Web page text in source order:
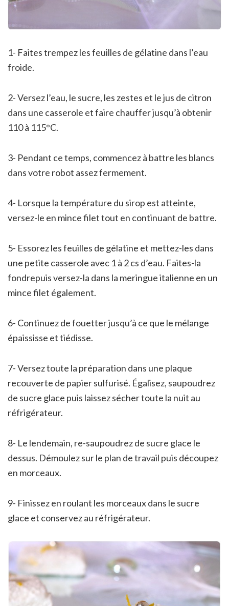
1- Faites trempez les feuilles de gélatine dans l’eau
froide.
2- Versez l’eau, le sucre, les zestes et le jus de citron
dans une casserole et faire chauffer jusqu’à obtenir
110 à 115°C.
3- Pendant ce temps, commencez à battre les blancs
dans votre robot assez fermement.
4- Lorsque la température du sirop est atteinte,
versez-le en mince filet tout en continuant de battre.
5- Essorez les feuilles de gélatine et mettez-les dans
une petite casserole avec 1 à 2 cs d’eau. Faites-la
fondrepuis versez-la dans la meringue italienne en un
mince filet également.
6- Continuez de fouetter jusqu’à ce que le mélange
épaississe et tiédisse.
7- Versez toute la préparation dans une plaque
recouverte de papier sulfurisé. Égalisez, saupoudrez
de sucre glace puis laissez sécher toute la nuit au
réfrigérateur.
8- Le lendemain, re-saupoudrez de sucre glace le
dessus. Démoulez sur le plan de travail puis découpez
en morceaux.
9- Finissez en roulant les morceaux dans le sucre
glace et conservez au réfrigérateur.